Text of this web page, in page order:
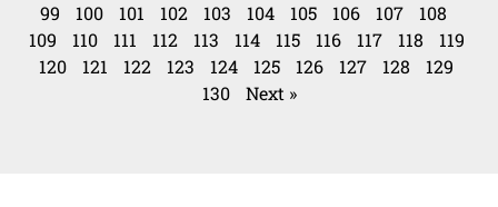
99
100 101 102 103 104 105 106 107
108
109
110 111 112 113 114 115 116 117 118
119
120
121 122 123 124 125 126 127 128
129
130
Next »